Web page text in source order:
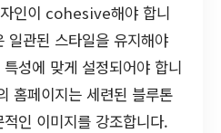
인이 cohesive해야 합니
관된 스타일을 유지해야
성에 맞게 설정되어야 합니
홈페이지는 세련된 블루톤
인 이미지를 강조합니다.